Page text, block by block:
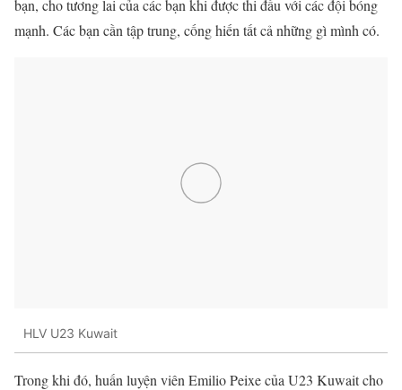
bạn, cho tương lai của các bạn khi được thi đấu với các đội bóng
mạnh. Các bạn cần tập trung, cống hiến tất cả những gì mình có.
HLV U23 Kuwait
Trong khi đó, huấn luyện viên Emilio Peixe của U23 Kuwait cho